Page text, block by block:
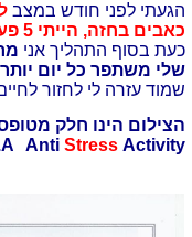
הגעתי לפני חודש במצב
כאבים בחזה, הייתי 5 פעמים במיון.
כעת בסוף התהליך אני
שלי משתפר כל יום
שמוד עזרה לי לחזור
הצילום הינו חלק
Anti StressActivity